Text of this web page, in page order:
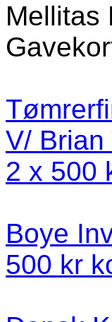
Mellitas
V/ Brian
2 x 500
Boye
500 kr